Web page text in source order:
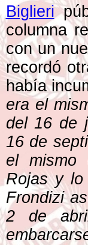
Biglieri
columna
con un
recordó
había
era el
del 16 de
16 de
el mismo
Rojas y lo
Frondizi
2 de